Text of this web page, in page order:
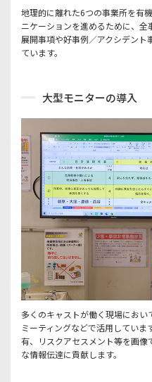
地理的に離れた6つの事業所を有
ニケーションを進めるために、全
展開事項や好事例／アクシデント
ています。
大型モニターの導入
多くのキャストが働く現場にお
ミーティングなどで活用してい
有、リスクアセスメント等を画
な情報伝達に貢献します。